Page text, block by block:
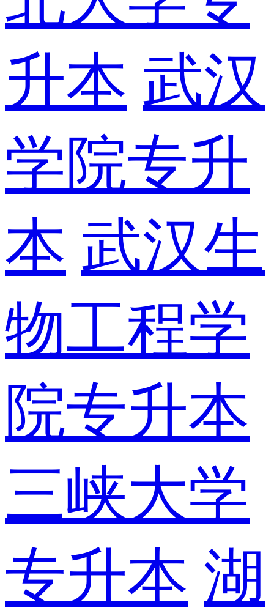
升本 武汉
学院专升
本 武汉生
物工程学
院专升本
三峡大学
专升本 湖